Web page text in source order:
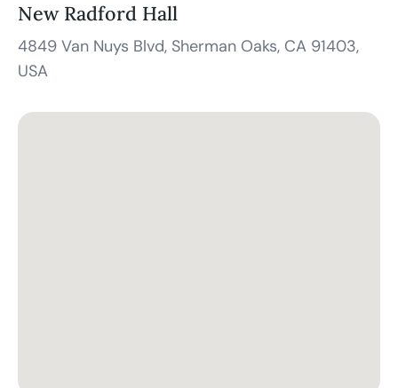
New Radford Hall
4849 Van Nuys Blvd, Sherman Oaks, CA 91403,
USA